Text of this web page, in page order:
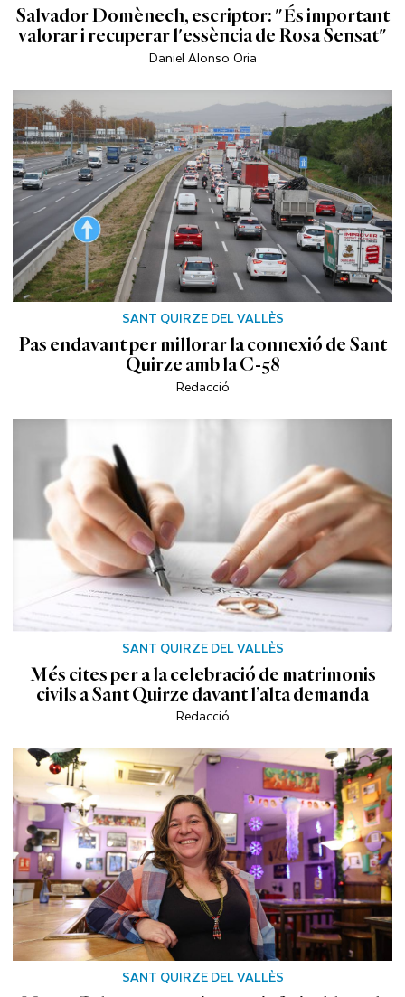
Salvador Domènech, escriptor: "És important
valorar i recuperar l'essència de Rosa Sensat"
Daniel Alonso Oria
SANT QUIRZE DEL VALLÈS
Pas endavant per millorar la connexió de Sant
Quirze amb la C-58
Redacció
SANT QUIRZE DEL VALLÈS
Més cites per a la celebració de matrimonis
civils a Sant Quirze davant l’alta demanda
Redacció
SANT QUIRZE DEL VALLÈS